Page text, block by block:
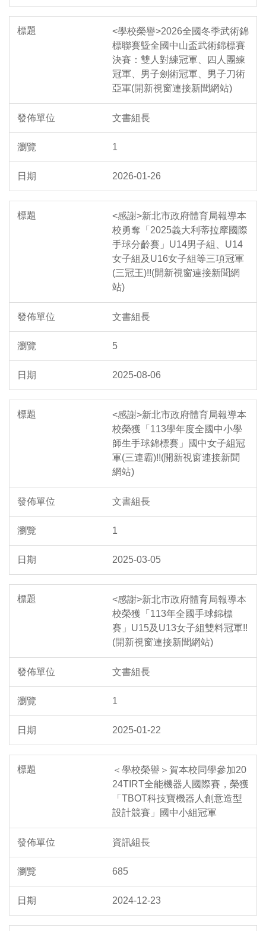
<學校榮譽>2026全國冬季武術錦
標聯賽曁全國中山盃武術錦標賽
決賽：雙人對練冠軍、四人團練
冠軍、男子劍術冠軍、男子刀術
亞軍(開新視窗連接新聞網站)
文書組長
1
2026-01-26
<感謝>新北市政府體育局報導本
校勇奪「2025義大利蒂拉摩國際
手球分齡賽」U14男子組、U14
女子組及U16女子組等三項冠軍
(三冠王)!!(開新視窗連接新聞網
站)
文書組長
5
2025-08-06
<感謝>新北市政府體育局報導本
校榮獲「113學年度全國中小學
師生手球錦標賽」國中女子組冠
軍(三連霸)!!(開新視窗連接新聞
網站)
文書組長
1
2025-03-05
<感謝>新北市政府體育局報導本
校榮獲「113年全國手球錦標
賽」U15及U13女子組雙料冠軍!!
(開新視窗連接新聞網站)
文書組長
1
2025-01-22
＜學校榮譽＞賀本校同學參加20
24TIRT全能機器人國際賽，榮獲
「TBOT科技寶機器人創意造型
設計競賽」國中小組冠軍
資訊組長
685
2024-12-23